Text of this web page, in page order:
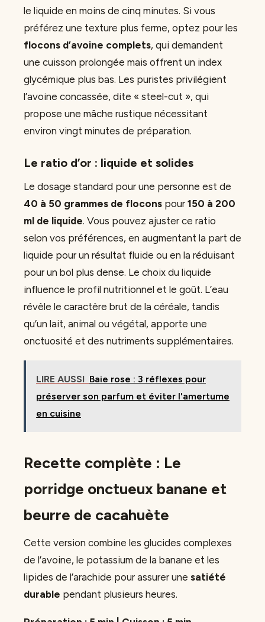
le liquide en moins de cinq minutes. Si vous
préférez une texture plus ferme, optez pour les
flocons d’avoine complets, qui demandent
une cuisson prolongée mais offrent un index
glycémique plus bas. Les puristes privilégient
l’avoine concassée, dite « steel-cut », qui
propose une mâche rustique nécessitant
environ vingt minutes de préparation.
Le ratio d’or : liquide et solides
Le dosage standard pour une personne est de
40 à 50 grammes de flocons pour 150 à 200
ml de liquide. Vous pouvez ajuster ce ratio
selon vos préférences, en augmentant la part de
liquide pour un résultat fluide ou en la réduisant
pour un bol plus dense. Le choix du liquide
influence le profil nutritionnel et le goût. L’eau
révèle le caractère brut de la céréale, tandis
qu’un lait, animal ou végétal, apporte une
onctuosité et des nutriments supplémentaires.
LIRE AUSSI Baie rose : 3 réflexes pour
préserver son parfum et éviter l'amertume
en cuisine
Recette complète : Le
porridge onctueux banane et
beurre de cacahuète
Cette version combine les glucides complexes
de l’avoine, le potassium de la banane et les
lipides de l’arachide pour assurer une satiété
durable pendant plusieurs heures.